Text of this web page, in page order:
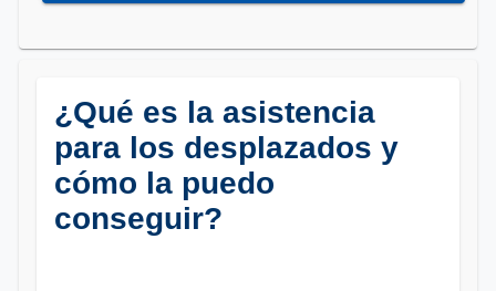
¿Qué es la asistencia
para los desplazados y
cómo la puedo
conseguir?